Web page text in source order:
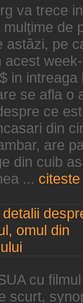
va trece
de
astăzi, pe
acest
in
se afla o
ce
din
are
din cuib
...
cu
scurt,